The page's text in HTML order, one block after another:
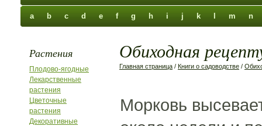
a b c d e f g h i j k m n
Растения
Плодово-ягодные
Лекарственные
растения
Цветочные
растения
Декоративные
Обиходная
Главная страница / Книги о садоводстве /
Морковь